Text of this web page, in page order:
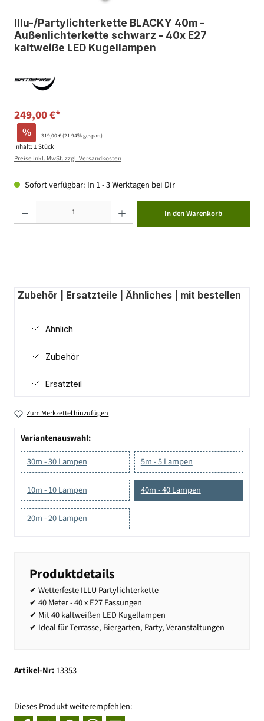
Illu-/Partylichterkette BLACKY 40m -
Außenlichterkette schwarz - 40x E27
kaltweiße LED Kugellampen
249,00 €*
% 319,00 €(21.94% gespart)
Inhalt: 1 Stück
Preise inkl. MwSt. zzgl. Versandkosten
Sofort verfügbar: In 1 - 3 Werktagen bei Dir
In den Warenkorb
Zubehör | Ersatzteile | Ähnliches | mit bestellen
Ähnlich
Zubehör
Ersatzteil
Zum Merkzettel hinzufügen
Variantenauswahl:
30m - 30 Lampen
5m - 5 Lampen
10m - 10 Lampen 40m - 40 Lampen
20m - 20 Lampen
Produktdetails
✔ Wetterfeste ILLU Partylichterkette
✔ 40 Meter - 40 x E27 Fassungen
✔ Mit 40 kaltweißen LED Kugellampen
✔ Ideal für Terrasse, Biergarten, Party, Veranstaltungen
Artikel-Nr:13353
Dieses Produkt weiterempfehlen: